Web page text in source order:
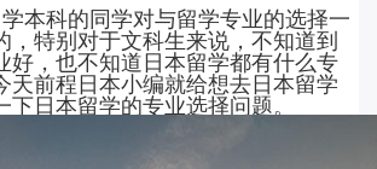
本科的同学对与留学专业的选择一
，特别对于文科生来说，不知道到
好，也不知道日本留学都有什么专
天前程日本小编就给想去日本留学
下日本留学的专业选择问题。